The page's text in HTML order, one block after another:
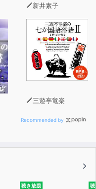
新井素子
三遊亭竜楽
Recommended by
聴き放題 聴